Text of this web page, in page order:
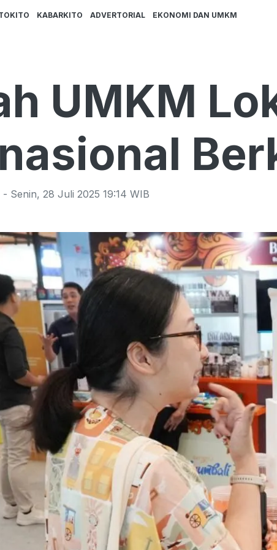
KABARKITO ADVERTORIAL EKONOMI DAN UMKM
UMKM
- Senin, 28 Juli 2025 19:14 WIB